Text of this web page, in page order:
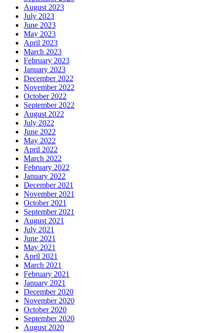
August 2023
July 2023
June 2023
May 2023
April 2023
March 2023
February 2023
January 2023
December 2022
November 2022
October 2022
September 2022
August 2022
July 2022
June 2022
May 2022
April 2022
March 2022
February 2022
January 2022
December 2021
November 2021
October 2021
September 2021
August 2021
July 2021
June 2021
May 2021
April 2021
March 2021
February 2021
January 2021
December 2020
November 2020
October 2020
September 2020
August 2020